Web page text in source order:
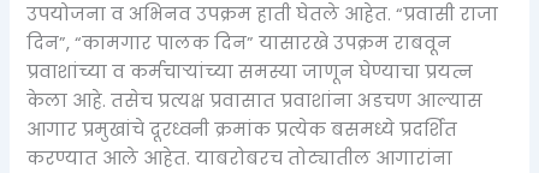
उपयोजना व अभिनव उपक्रम हाती घेतले आहेत. “प्रवासी राजा
दिन”, “कामगार पालक दिन” यासारखे उपक्रम राबवून
प्रवाशांच्या व कर्मचाऱ्यांच्या समस्या जाणून घेण्याचा प्रयत्न
केला आहे. तसेच प्रत्यक्ष प्रवासात प्रवाशांना अडचण आल्यास
आगार प्रमुखांचे दूरध्वनी क्रमांक प्रत्येक बसमध्ये प्रदर्शित
करण्यात आले आहेत. याबरोबरच तोट्यातील आगारांना